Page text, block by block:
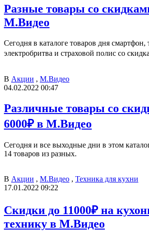
Разные товары со
М.Видео
Сегодня в каталоге товаров дня смартфон,
электробритва и страховой полис со
В Акции , М.Видео
04.02.2022 00:47
Различные товары со
6000₽ в М.Видео
Сегодня и все выходные дни в этом
14 товаров из разных.
В Акции , М.Видео , Техника для кухни
17.01.2022 09:22
Скидки до 11000₽ на
технику в М.Видео